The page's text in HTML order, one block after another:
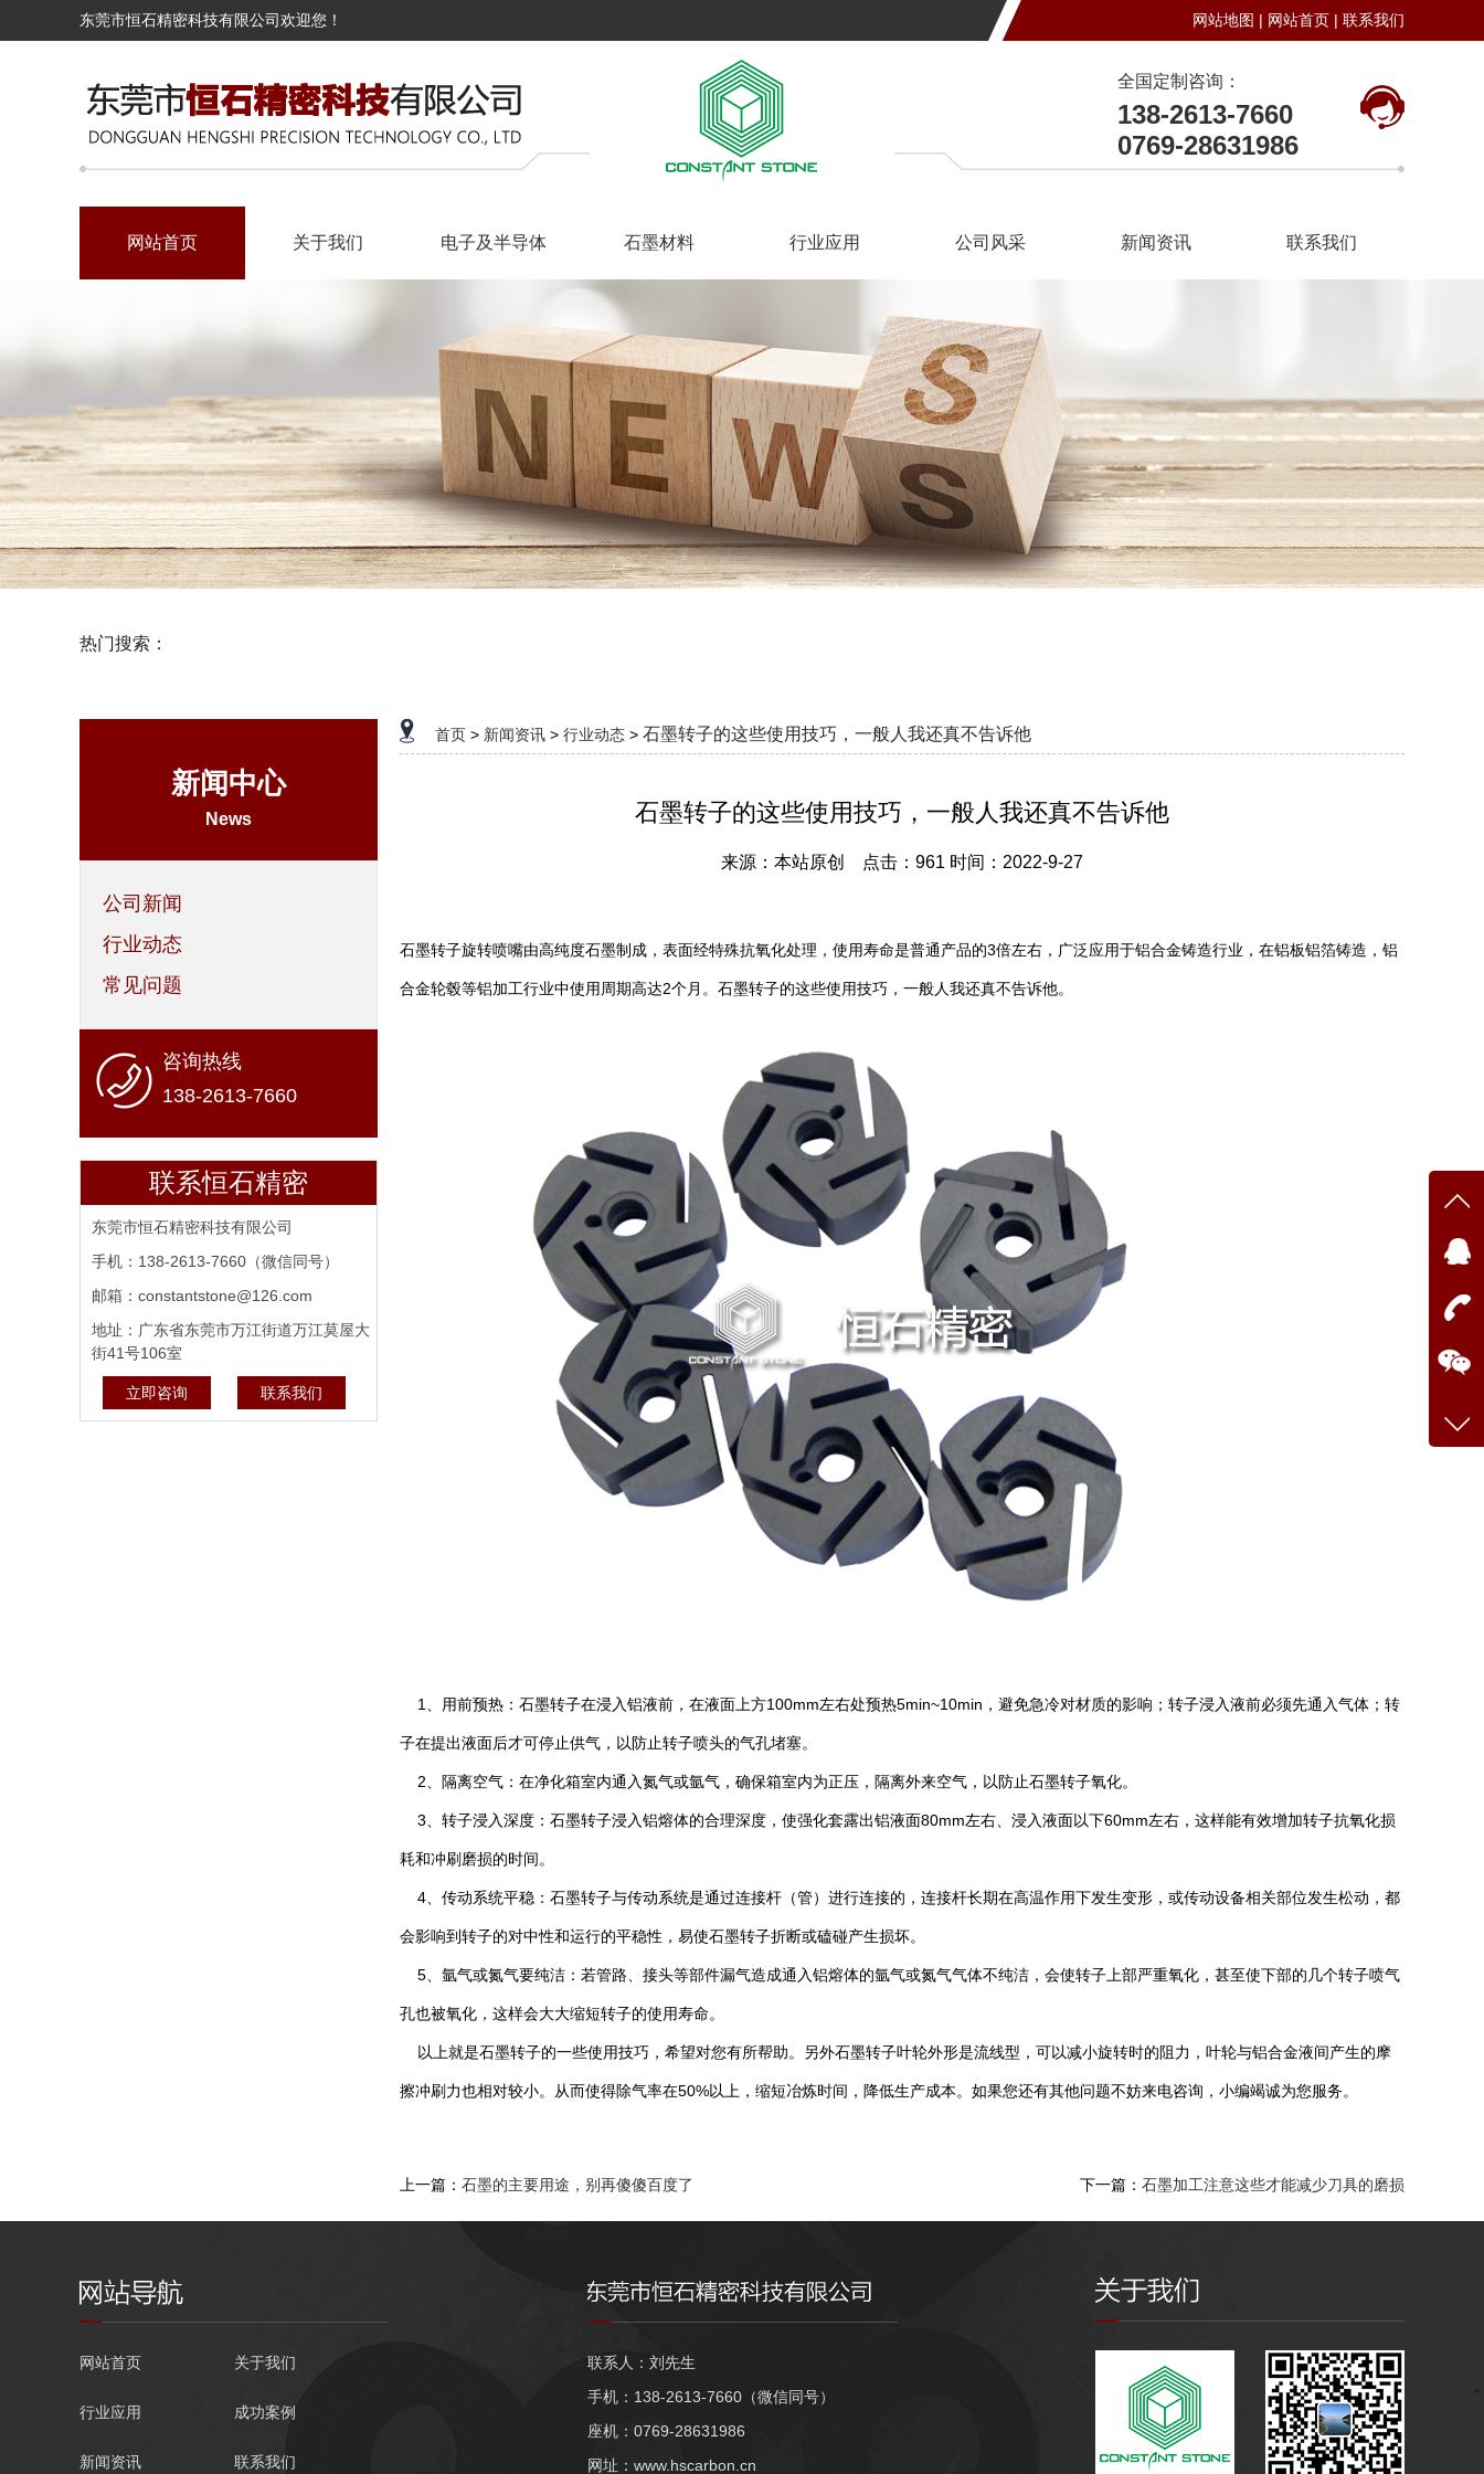
东莞市恒石精密科技有限公司欢迎您！ 网站地图 | 网站首页 | 联系我们
全国定制咨询：
138-2613-7660
0769-28631986
网站首页 关于我们 电子及半导体 石墨材料 行业应用 公司风采 新闻资讯 联系我们
热门搜索：
新闻中心
News
公司新闻
行业动态
常见问题
咨询热线
138-2613-7660
联系恒石精密
东莞市恒石精密科技有限公司
手机：138-2613-7660（微信同号）
邮箱：constantstone@126.com
地址：广东省东莞市万江街道万江莫屋大
街41号106室
立即咨询 联系我们
首页 > 新闻资讯 > 行业动态 > 石墨转子的这些使用技巧，一般人我还真不告诉他
石墨转子的这些使用技巧，一般人我还真不告诉他
来源：本站原创 点击：961 时间：2022-9-27
石墨转子旋转喷嘴由高纯度石墨制成，表面经特殊抗氧化处理，使用寿命是普通产品的3倍左右，广泛应用于铝合金铸造行业，在铝板铝箔铸造，铝
合金轮毂等铝加工行业中使用周期高达2个月。石墨转子的这些使用技巧，一般人我还真不告诉他。
1、用前预热：石墨转子在浸入铝液前，在液面上方100mm左右处预热5min~10min，避免急冷对材质的影响；转子浸入液前必须先通入气体；转
子在提出液面后才可停止供气，以防止转子喷头的气孔堵塞。
2、隔离空气：在净化箱室内通入氮气或氩气，确保箱室内为正压，隔离外来空气，以防止石墨转子氧化。
3、转子浸入深度：石墨转子浸入铝熔体的合理深度，使强化套露出铝液面80mm左右、浸入液面以下60mm左右，这样能有效增加转子抗氧化损
耗和冲刷磨损的时间。
4、传动系统平稳：石墨转子与传动系统是通过连接杆（管）进行连接的，连接杆长期在高温作用下发生变形，或传动设备相关部位发生松动，都
会影响到转子的对中性和运行的平稳性，易使石墨转子折断或磕碰产生损坏。
5、氩气或氮气要纯洁：若管路、接头等部件漏气造成通入铝熔体的氩气或氮气气体不纯洁，会使转子上部严重氧化，甚至使下部的几个转子喷气
孔也被氧化，这样会大大缩短转子的使用寿命。
以上就是石墨转子的一些使用技巧，希望对您有所帮助。另外石墨转子叶轮外形是流线型，可以减小旋转时的阻力，叶轮与铝合金液间产生的摩
擦冲刷力也相对较小。从而使得除气率在50%以上，缩短冶炼时间，降低生产成本。如果您还有其他问题不妨来电咨询，小编竭诚为您服务。
上一篇： 石墨的主要用途，别再傻傻百度了 下一篇： 石墨加工注意这些才能减少刀具的磨损
网站首页 关于我们
行业应用 成功案例
新闻资讯 联系我们
联系人：刘先生
手机：138-2613-7660（微信同号）
座机：0769-28631986
网址：www.hscarbon.cn
点我
咨